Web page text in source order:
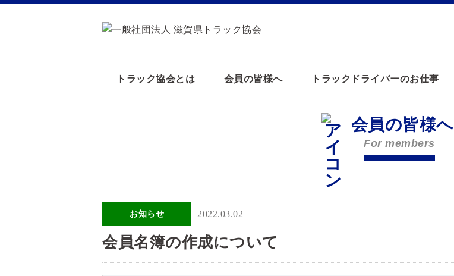
トラック協会とは 会員の皆様へ トラックドライバーのお仕事
会員の皆様へ
For members
お知らせ 2022.03.02
会員名簿の作成について